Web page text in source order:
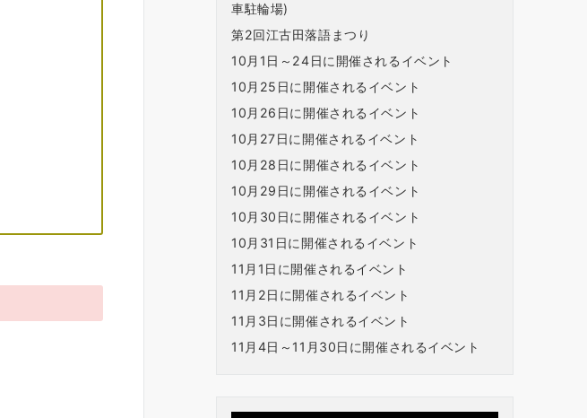
車駐輪場)
第2回江古田落語まつり
10月1日～24日に開催されるイベント
10月25日に開催されるイベント
10月26日に開催されるイベント
10月27日に開催されるイベント
10月28日に開催されるイベント
10月29日に開催されるイベント
10月30日に開催されるイベント
10月31日に開催されるイベント
11月1日に開催されるイベント
11月2日に開催されるイベント
11月3日に開催されるイベント
11月4日～11月30日に開催されるイベント